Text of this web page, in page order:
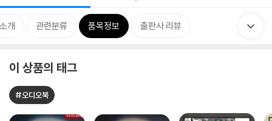
개 관련분류 품목정보 출판사 리뷰
이 상품의 태그
#오디오북